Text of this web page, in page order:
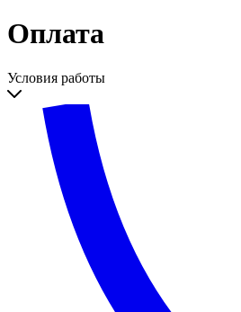
Оплата
Условия работы